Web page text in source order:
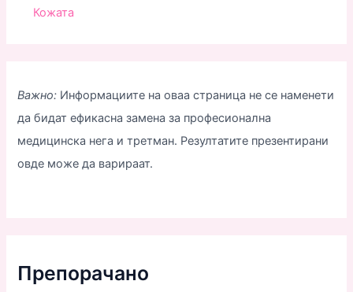
Кожата
Важно: Информациите на оваа страница не се наменети
да бидат ефикасна замена за професионална
медицинска нега и третман. Резултатите презентирани
овде може да варираат.
Препорачано